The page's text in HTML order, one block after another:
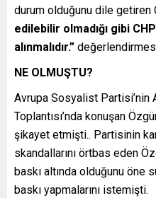
durum olduğunu dile getiren
edilebilir olmadığı gibi
alınmalıdır.”
NE OLMUŞTU?
Avrupa Sosyalist Partisi’nin
Toplantısı’nda konuşan
şikayet etmişti.. Partisinin
skandallarını örtbas eden
baskı altında olduğunu öne
baskı yapmalarını istemişti.